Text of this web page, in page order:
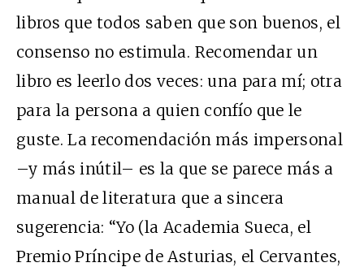
libros que todos saben que son buenos, el
consenso no estimula. Recomendar un
libro es leerlo dos veces: una para mí; otra
para la persona a quien confío que le
guste. La recomendación más impersonal
–y más inútil– es la que se parece más a
manual de literatura que a sincera
sugerencia: “Yo (la Academia Sueca, el
Premio Príncipe de Asturias, el Cervantes,